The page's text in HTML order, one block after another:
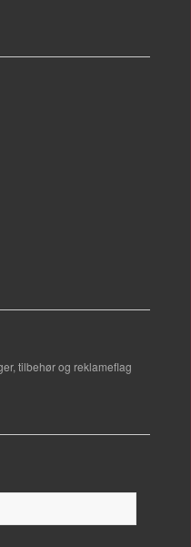
tilbehør og reklameflag